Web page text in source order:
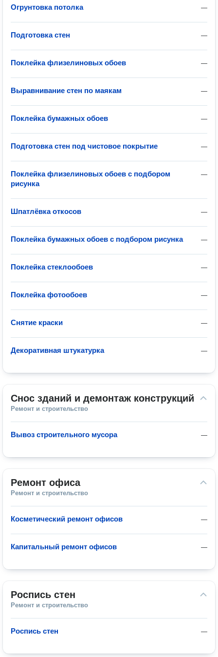
—
Огрунтовка потолка
—
Подготовка стен
—
Поклейка флизелиновых обоев
—
Выравнивание стен по маякам
—
Поклейка бумажных обоев
—
Подготовка стен под чистовое покрытие
—
Поклейка флизелиновых обоев с подбором
рисунка
—
Шпатлёвка откосов
—
Поклейка бумажных обоев с подбором рисунка
—
Поклейка стеклообоев
—
Поклейка фотообоев
—
Снятие краски
—
Декоративная штукатурка
Снос зданий и демонтаж конструкций
Ремонт и строительство
—
Вывоз строительного мусора
Ремонт офиса
Ремонт и строительство
—
Косметический ремонт офисов
—
Капитальный ремонт офисов
Роспись стен
Ремонт и строительство
—
Роспись стен